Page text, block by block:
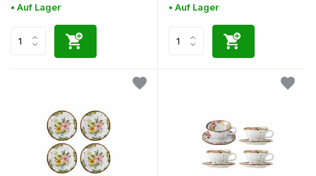
• Auf Lager • Auf Lager